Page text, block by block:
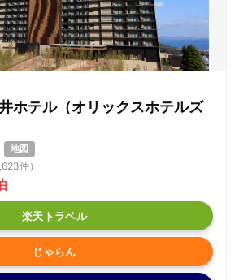
ホテル（オリックスホテルズ
地図
件）
楽天トラベル
じゃらん